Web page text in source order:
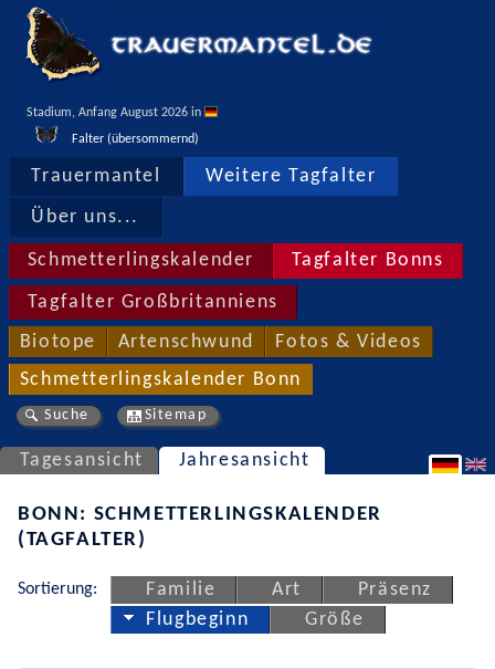
Stadium, Anfang August 2026 in
Falter (übersommernd)
Trauermantel Weitere Tagfalter
Über uns...
Schmetterlingskalender Tagfalter Bonns
Tagfalter Großbritanniens
Biotope Artenschwund Fotos & Videos
Schmetterlingskalender Bonn
Suche Sitemap
Tagesansicht Jahresansicht
BONN: SCHMETTERLINGSKALENDER
(TAGFALTER)
Sortierung: Familie Art
Präsenz
Flugbeginn
Größe